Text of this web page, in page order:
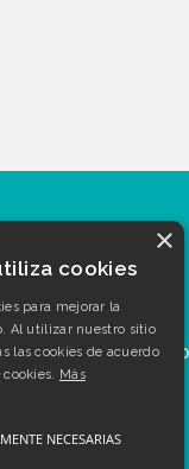
MULTIMEDIA
×
cookies
para mejorar la
Al utilizar nuestro sitio
las cookies de acuerdo
Más
NECESARIAS